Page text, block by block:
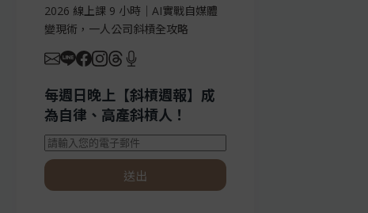
2026 線上課 9 小時｜AI實戰自媒體
變現術，一人公司斜槓全攻略
每週日晚上【斜槓週報】成
為自律、高產斜槓人！
送出